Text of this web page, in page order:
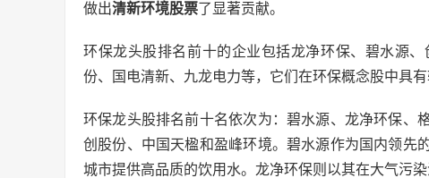
做出清新环境股票了显著贡献。
环保龙头股排名前十的企业包括龙净环保、碧水源
份、国电清新、九龙电力等，它们在环保概念股中具有
环保龙头股排名前十名依次为：碧水源、龙净环保、
创股份、中国天楹和盈峰环境。碧水源作为国内领先
城市提供高品质的饮用水。龙净环保则以其在大气污